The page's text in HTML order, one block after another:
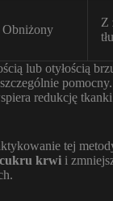
Obniżony
Z
lub otyłością
redukcję tkanki
tej
krwi i